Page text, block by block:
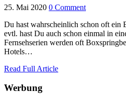
25. Mai 2020 0 Comment
Du hast wahrscheinlich schon oft ein
evtl. hast Du auch schon einmal in
Fernsehserien werden oft
Hotels…
Read Full Article
Werbung